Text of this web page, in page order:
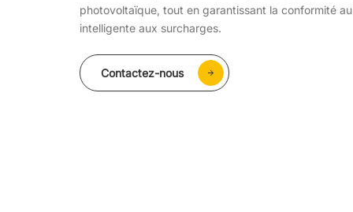
photovoltaïque, tout en garantissant la conformité
intelligente aux surcharges.
Contactez-nous